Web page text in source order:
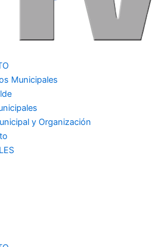
Municipales
y Organización